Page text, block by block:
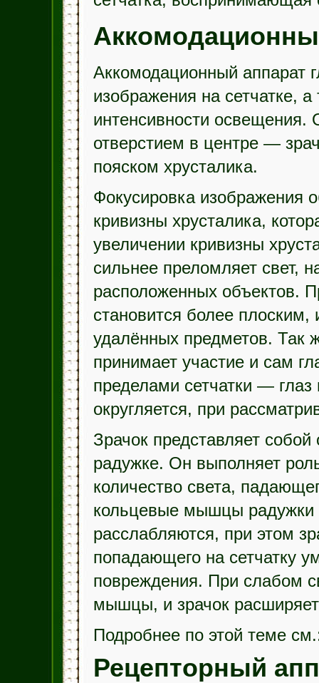
Аккомодационный аппарат
изображения на сетчатке,
интенсивности освещения.
отверстием в центре —
пояском хрусталика.
Фокусировка изображения
кривизны хрусталика,
увеличении кривизны
сильнее преломляет свет,
расположенных объектов.
становится более плоским,
удалённых предметов. Так
принимает участие и сам
пределами сетчатки —
округляется, при
Зрачок представляет
радужке. Он выполняет
количество света,
кольцевые мышцы радужки
расслабляются, при этом
попадающего на сетчатку
повреждения. При слабом
мышцы, и зрачок
Подробнее по этой теме
Рецепторный